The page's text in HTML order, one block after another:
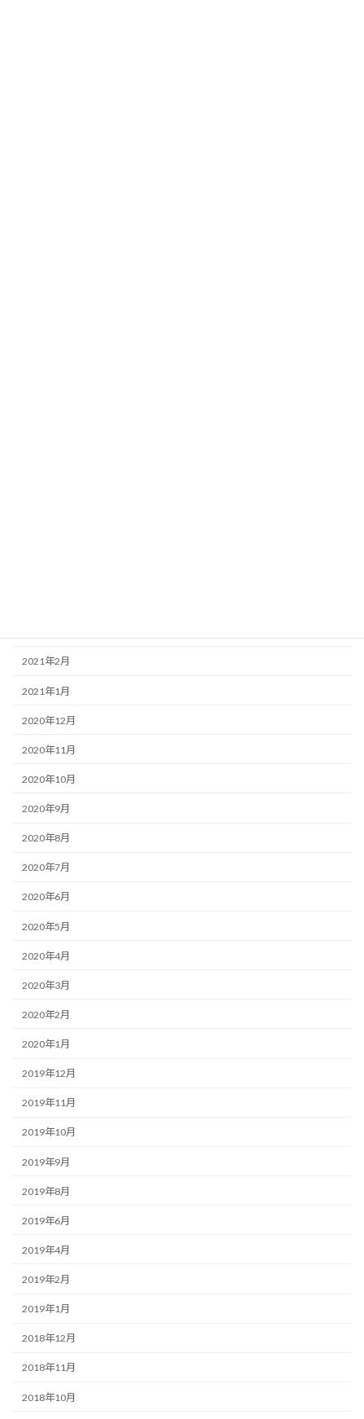
2021年2月
2021年1月
2020年12月
2020年11月
2020年10月
2020年9月
2020年8月
2020年7月
2020年6月
2020年5月
2020年4月
2020年3月
2020年2月
2020年1月
2019年12月
2019年11月
2019年10月
2019年9月
2019年8月
2019年6月
2019年4月
2019年2月
2019年1月
2018年12月
2018年11月
2018年10月